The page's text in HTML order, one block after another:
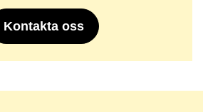
Kontakta oss